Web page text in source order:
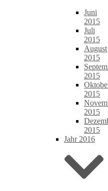
Juni
2015
Juli
2015
August
2015
2015
2015
2015
2015
Jahr 2016